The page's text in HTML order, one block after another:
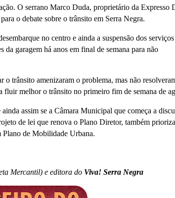
O serrano Marco Duda, proprietário da Expresso
o debate sobre o trânsito em Serra Negra.
no centro e ainda a suspensão dos
da garagem há anos em final de semana para não
o trânsito amenizaram o problema, mas não
melhor o trânsito no primeiro fim de semana de
assim se a Câmara Municipal que começa a
de lei que renova o Plano Diretor, também
Plano de Mobilidade Urbana.
Mercantil) e editora do Viva! Serra Negra